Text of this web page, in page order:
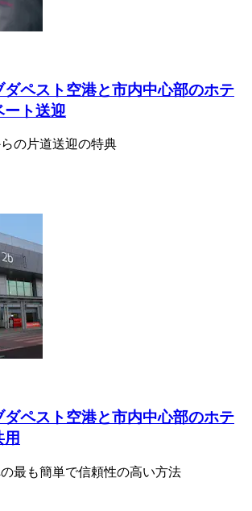
ダペスト空港と市内中心部のホテ
ート送迎
の片道送迎の特典
ダペスト空港と市内中心部のホテ
最も簡単で信頼性の高い方法